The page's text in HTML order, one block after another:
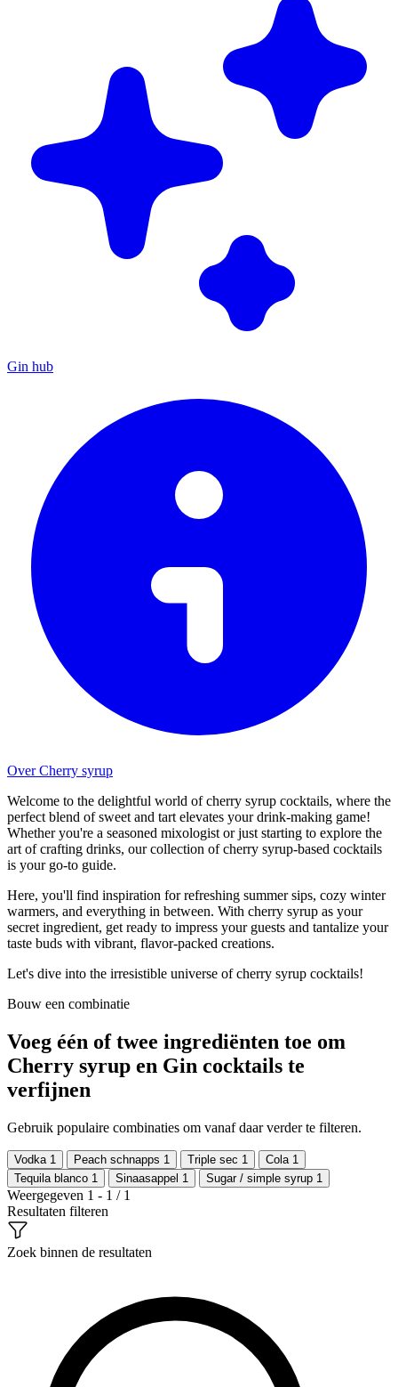
Gin hub
Over Cherry syrup
Welcome to the delightful world of cherry syrup cocktails, where the
perfect blend of sweet and tart elevates your drink-making game!
Whether you're a seasoned mixologist or just starting to explore the
art of crafting drinks, our collection of cherry syrup-based cocktails
is your go-to guide.
Here, you'll find inspiration for refreshing summer sips, cozy winter
warmers, and everything in between. With cherry syrup as your
secret ingredient, get ready to impress your guests and tantalize your
taste buds with vibrant, flavor-packed creations.
Let's dive into the irresistible universe of cherry syrup cocktails!
Bouw een combinatie
Voeg één of twee ingrediënten toe om
Cherry syrup en Gin cocktails te
verfijnen
Gebruik populaire combinaties om vanaf daar verder te filteren.
Vodka 1 Peach schnapps 1 Triple sec 1 Cola 1
Tequila blanco 1 Sinaasappel 1 Sugar / simple syrup 1
Weergegeven 1 - 1 / 1
Resultaten filteren
Zoek binnen de resultaten